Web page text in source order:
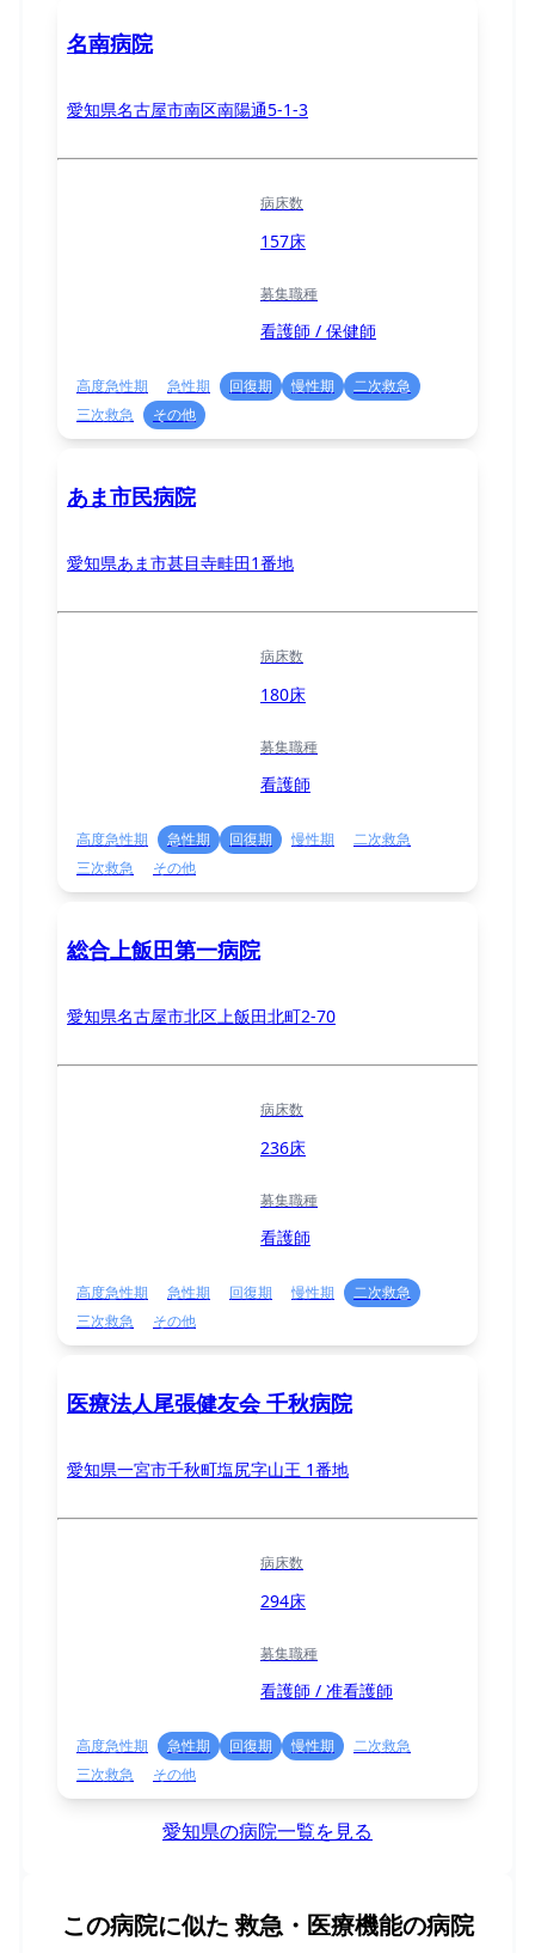
名南病院
愛知県名古屋市南区南陽通5-1-3
病床数
157床
募集職種
看護師 / 保健師
高度急性期 急性期 回復期 慢性期
二次救急
三次救急
その他
あま市民病院
愛知県あま市甚目寺畦田1番地
病床数
180床
募集職種
看護師
高度急性期 急性期 回復期 慢性期
二次救急
三次救急
その他
総合上飯田第一病院
愛知県名古屋市北区上飯田北町2-70
病床数
236床
募集職種
看護師
高度急性期 急性期 回復期 慢性期
二次救急
三次救急
その他
医療法人尾張健友会 千秋病院
愛知県一宮市千秋町塩尻字山王 1番地
病床数
294床
募集職種
看護師 / 准看護師
高度急性期 急性期 回復期 慢性期
二次救急
三次救急
その他
愛知県の病院一覧を見る
この病院に似た 救急・医療機能の病院